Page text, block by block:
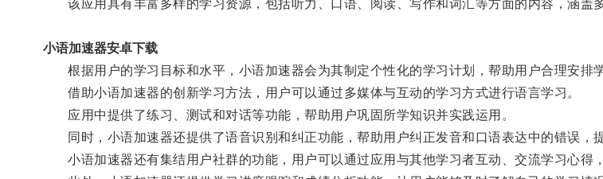
该应用具有丰富多样的学习资源，包括听力、口语、阅读、写作和词汇等方面的内容，涵盖
小语加速器安卓下载
根据用户的学习目标和水平，小语加速器会为其制定个性化的学习计划，帮助用户合理安排学
借助小语加速器的创新学习方法，用户可以通过多媒体与互动的学习方式进行语言学习。
应用中提供了练习、测试和对话等功能，帮助用户巩固所学知识并实践运用。
同时，小语加速器还提供了语音识别和纠正功能，帮助用户纠正发音和口语表达中的错误，提
小语加速器还有集结用户社群的功能，用户可以通过应用与其他学习者互动、交流学习心得